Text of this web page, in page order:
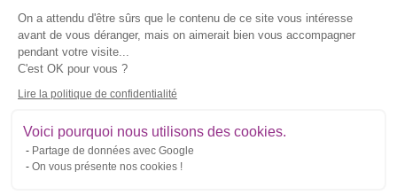
Convivio sur les réseaux sociaux
Inscrivez-vous à la newsletter
Courriel
*
On a attendu d'être sûrs que le contenu de ce site vous intéresse
avant de vous déranger, mais on aimerait bien vous accompagner
pendant votre visite...
C'est OK pour vous ?
Lire la politique de confidentialité
Voici pourquoi nous utilisons des cookies.
Partage de données avec Google
On vous présente nos cookies !